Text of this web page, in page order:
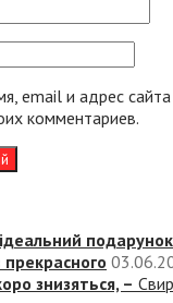
email и адрес
комментариев.
прекрасного
знизяться, –